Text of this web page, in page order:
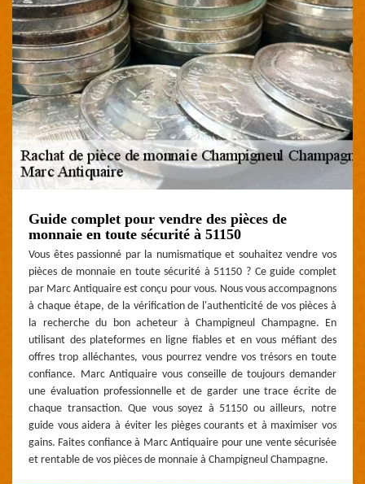
Guide complet pour vendre des pièces de
monnaie en toute sécurité à 51150
Vous êtes passionné par la numismatique et souhaitez vendre vos
pièces de monnaie en toute sécurité à 51150 ? Ce guide complet
par Marc Antiquaire est conçu pour vous. Nous vous accompagnons
à chaque étape, de la vérification de l'authenticité de vos pièces à
la recherche du bon acheteur à Champigneul Champagne. En
utilisant des plateformes en ligne fiables et en vous méfiant des
offres trop alléchantes, vous pourrez vendre vos trésors en toute
confiance. Marc Antiquaire vous conseille de toujours demander
une évaluation professionnelle et de garder une trace écrite de
chaque transaction. Que vous soyez à 51150 ou ailleurs, notre
guide vous aidera à éviter les pièges courants et à maximiser vos
gains. Faites confiance à Marc Antiquaire pour une vente sécurisée
et rentable de vos pièces de monnaie à Champigneul Champagne.